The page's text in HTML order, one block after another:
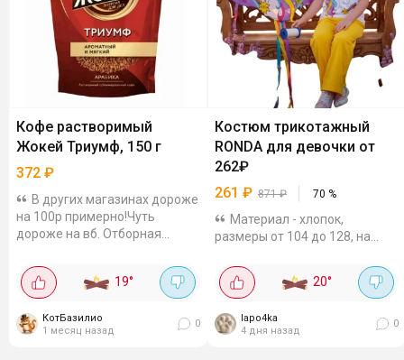
Кофе растворимый
Жокей Триумф, 150 г
372 ₽
В других магазинах дороже
на 100р примерно!Чуть
дороже на вб. Отборная
сбалансированный вкус,
яркий аромат. Много
отличных отзывов
19°
КотБазилио
1 месяц назад
0
Костюм трикотажный
RONDA для девочки от
262₽
261 ₽ 871₽ 70 %
Материал - хлопок,
размеры от 104 до 128, на
хорошие, цена отличная.
Смотрите разные карточки
20°
lapo4ka
4 дня назад
0